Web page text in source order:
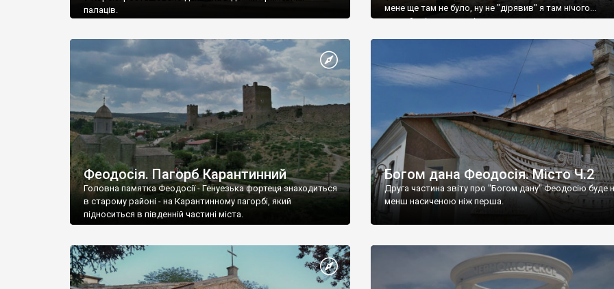
палаців.
мене ще там не було, ну не "дірявив" я там нічого...
принаймні до цього літа.
Феодосія. Пагорб Карантинний
Головна памятка Феодосії - Генуезька фортеця знаходиться
в старому районі - на Карантинному пагорбі, який
підноситься в південній частині міста.
Богом дана Феодосія. Місто Ч.2
Друга частина звіту про "Богом дану" Феодосію буде
менш насиченою ніж перша.